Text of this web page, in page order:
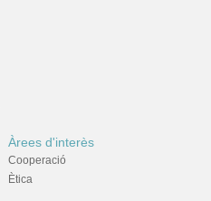
Àrees d'interès
Cooperació
Ètica